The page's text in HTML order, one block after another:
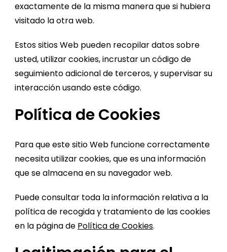
exactamente de la misma manera que si hubiera
visitado la otra web.
Estos sitios Web pueden recopilar datos sobre
usted, utilizar cookies, incrustar un código de
seguimiento adicional de terceros, y supervisar su
interacción usando este código.
Política de Cookies
Para que este sitio Web funcione correctamente
necesita utilizar cookies, que es una información
que se almacena en su navegador web.
Puede consultar toda la información relativa a la
política de recogida y tratamiento de las cookies
en la página de Política de Cookies.